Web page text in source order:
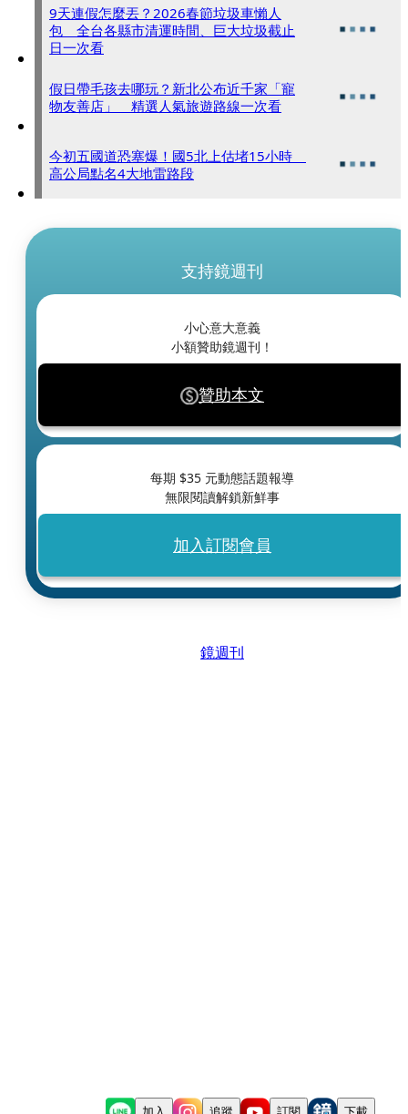
9天連假怎麼丟？2026春節垃圾車懶人
包 全台各縣市清運時間、巨大垃圾截止
日一次看
假日帶毛孩去哪玩？新北公布近千家「寵
物友善店」 精選人氣旅遊路線一次看
今初五國道恐塞爆！國5北上估堵15小時
高公局點名4大地雷路段
支持鏡週刊
小心意大意義
小額贊助鏡週刊！
贊助本文
每期 $35 元動態話題報導
無限閱讀解鎖新鮮事
加入訂閱會員
鏡週刊